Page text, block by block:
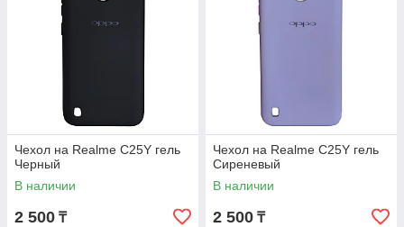
Чехол на Realme C25Y гель
Черный
В наличии
2 500 ₸
Чехол на Realme C25Y гель
Сиреневый
В наличии
2 500 ₸